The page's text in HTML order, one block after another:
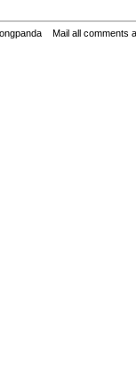
Mail all comments